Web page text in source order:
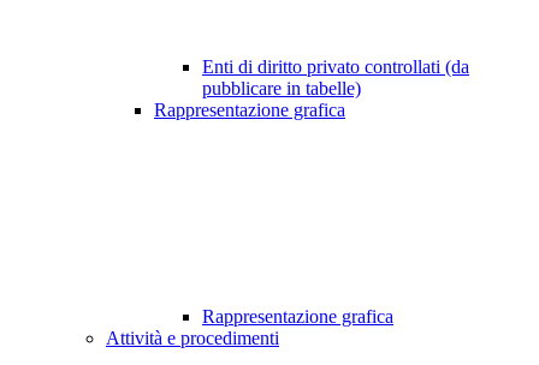
Enti di diritto privato controllati (da
pubblicare in tabelle)
Rappresentazione grafica
Rappresentazione grafica
Attività e procedimenti